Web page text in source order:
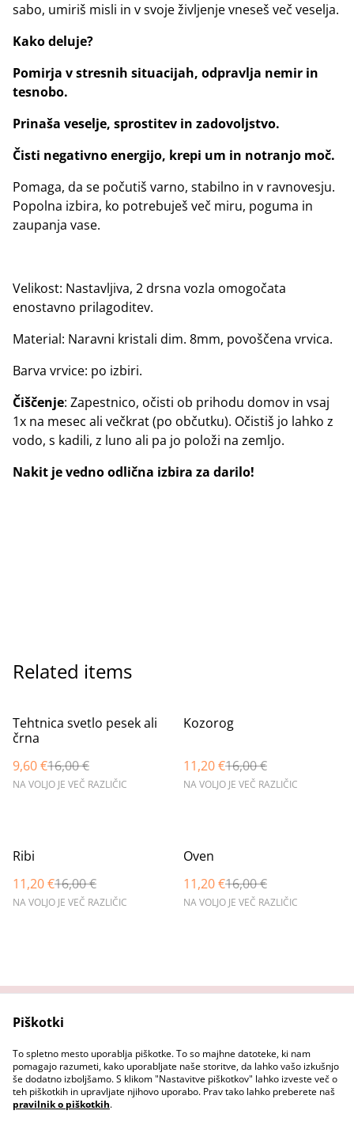
sabo, umiriš misli in v svoje življenje vneseš več veselja.
Kako deluje?
Pomirja v stresnih situacijah, odpravlja nemir in
tesnobo.
Prinaša veselje, sprostitev in zadovoljstvo.
Čisti negativno energijo, krepi um in notranjo moč.
Pomaga, da se počutiš varno, stabilno in v ravnovesju.
Popolna izbira, ko potrebuješ več miru, poguma in
zaupanja vase.
Velikost: Nastavljiva, 2 drsna vozla omogočata
enostavno prilagoditev.
Material: Naravni kristali dim. 8mm, povoščena vrvica.
Barva vrvice: po izbiri.
Čiščenje: Zapestnico, očisti ob prihodu domov in vsaj
1x na mesec ali večkrat (po občutku). Očistiš jo lahko z
vodo, s kadili, z luno ali pa jo položi na zemljo.
Nakit je vedno odlična izbira za darilo!
Related items
%
Tehtnica svetlo pesek ali
črna
9,60 €16,00 €
NA VOLJO JE VEČ RAZLIČIC
%
Kozorog
11,20 €16,00 €
NA VOLJO JE VEČ RAZLIČIC
%
Ribi
11,20 €16,00 €
NA VOLJO JE VEČ RAZLIČIC
%
Oven
11,20 €16,00 €
NA VOLJO JE VEČ RAZLIČIC
Pravni pogoji
Pravilnik o zasebnosti
Pravilnik o piškotkih
Piškotki
To spletno mesto uporablja piškotke. To so majhne datoteke, ki nam
pomagajo razumeti, kako uporabljate naše storitve, da lahko vašo izkušnjo
še dodatno izboljšamo. S klikom "Nastavitve piškotkov" lahko izveste več o
teh piškotkih in upravljate njihovo uporabo. Prav tako lahko preberete naš
pravilnik o piškotkih.